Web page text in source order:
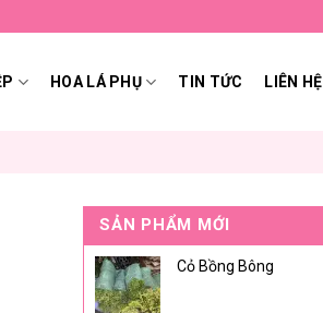
HOA LÁ PHỤ TIN TỨC LIÊN HỆ
SẢN PHẨM MỚI
Cỏ Bồng Bông